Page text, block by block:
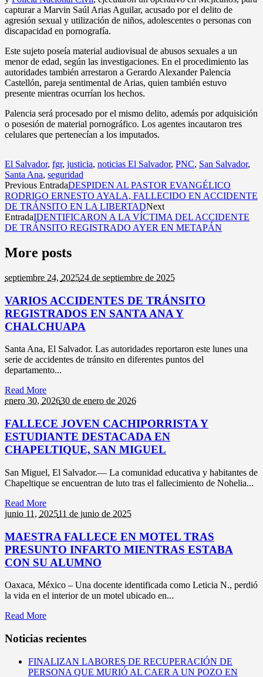
capturar a Marvin Saúl Arias Aguilar, acusado por el delito de
agresión sexual y utilización de niños, adolescentes o personas con
discapacidad en pornografía.
Este sujeto poseía material audiovisual de abusos sexuales a un
menor de edad, según las investigaciones. En el procedimiento las
autoridades también arrestaron a Gerardo Alexander Palencia
Castellón, pareja sentimental de Arias, quien también estuvo
presente mientras ocurrían los hechos.
Palencia será procesado por el mismo delito, además por adquisición
o posesión de material pornográfico. Los agentes incautaron tres
celulares que pertenecían a los imputados.
El Salvador, fgr, justicia, noticias El Salvador, PNC, San Salvador,
Santa Ana, seguridad
Previous EntradaDESPIDEN AL PASTOR EVANGÉLICO
RODRIGO ERNESTO AYALA, FALLECIDO EN ACCIDENTE
DE TRÁNSITO EN LA LIBERTADNext
EntradaIDENTIFICARON A LA VÍCTIMA DEL ACCIDENTE
DE TRÁNSITO REGISTRADO AYER EN METAPÁN
More posts
septiembre 24, 202524 de septiembre de 2025
VARIOS ACCIDENTES DE TRÁNSITO
REGISTRADOS EN SANTA ANA Y
CHALCHUAPA
Santa Ana, El Salvador. Las autoridades reportaron este lunes una
serie de accidentes de tránsito en diferentes puntos del
departamento...
Read More
enero 30, 202630 de enero de 2026
FALLECE JOVEN CACHIPORRISTA Y
ESTUDIANTE DESTACADA EN
CHAPELTIQUE, SAN MIGUEL
San Miguel, El Salvador.— La comunidad educativa y habitantes de
Chapeltique se encuentran de luto tras el fallecimiento de Nohelia...
Read More
junio 11, 202511 de junio de 2025
MAESTRA FALLECE EN MOTEL TRAS
PRESUNTO INFARTO MIENTRAS ESTABA
CON SU ALUMNO
Oaxaca, México – Una docente identificada como Leticia N., perdió
la vida en el interior de un motel ubicado en...
Read More
Noticias recientes
FINALIZAN LABORES DE RECUPERACIÓN DE
PERSONA QUE MURIÓ AL CAER A UN POZO EN